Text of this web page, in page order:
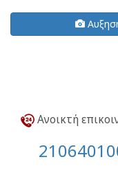
Ανοικτή